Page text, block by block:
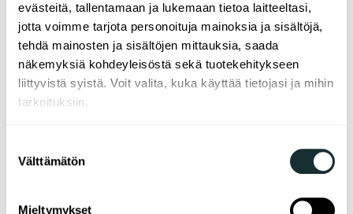
evästeitä, tallentamaan ja lukemaan tietoa laitteeltasi,
jotta voimme tarjota personoituja mainoksia ja sisältöjä,
tehdä mainosten ja sisältöjen mittauksia, saada
näkemyksiä kohdeyleisöstä sekä tuotekehitykseen
liittyvistä syistä. Voit valita, kuka käyttää tietojasi ja mihin
tarkoituksiin.
Kerätä tietoja maantieteellisestä sijainnistasi,
valinta
Välttämätön
Mieltymykset